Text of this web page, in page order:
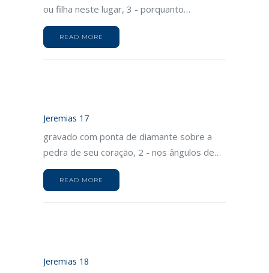
ou filha neste lugar, 3 - porquanto…
READ MORE
Jeremias 17
gravado com ponta de diamante sobre a
pedra de seu coração, 2 - nos ângulos de…
READ MORE
Jeremias 18